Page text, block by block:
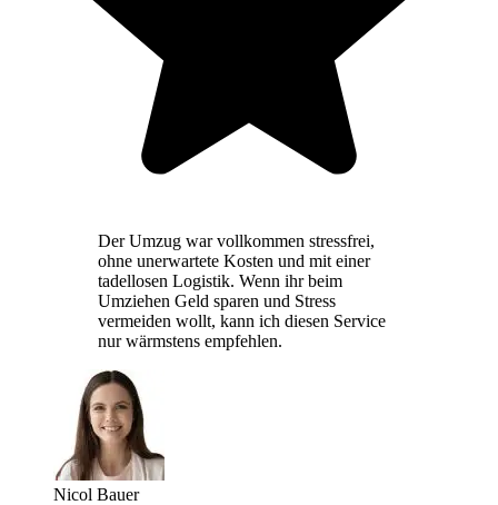
Der Umzug war vollkommen stressfrei,
ohne unerwartete Kosten und mit einer
tadellosen Logistik. Wenn ihr beim
Umziehen Geld sparen und Stress
vermeiden wollt, kann ich diesen Service
nur wärmstens empfehlen.
Nicol Bauer